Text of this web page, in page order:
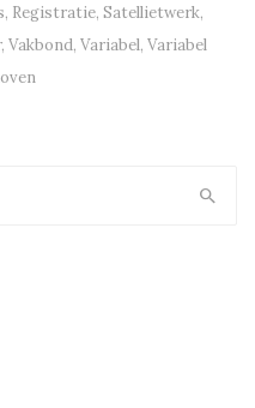
, Registratie, Satellietwerk,
, Vakbond, Variabel, Variabel